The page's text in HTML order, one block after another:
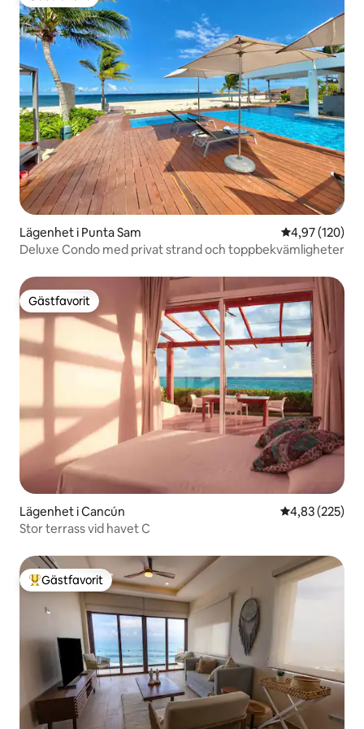
Lägenhet i Punta Sam 4,97 av 5 i
4,97 (120)
Deluxe Condo med privat strand och toppbekvämligheter
Gästfavorit
Gästfavorit
Lägenhet i Cancún 4,83 av 5 i
4,83 (225)
Stor terrass vid havet C
Populär gästfavorit
Gästfavorit